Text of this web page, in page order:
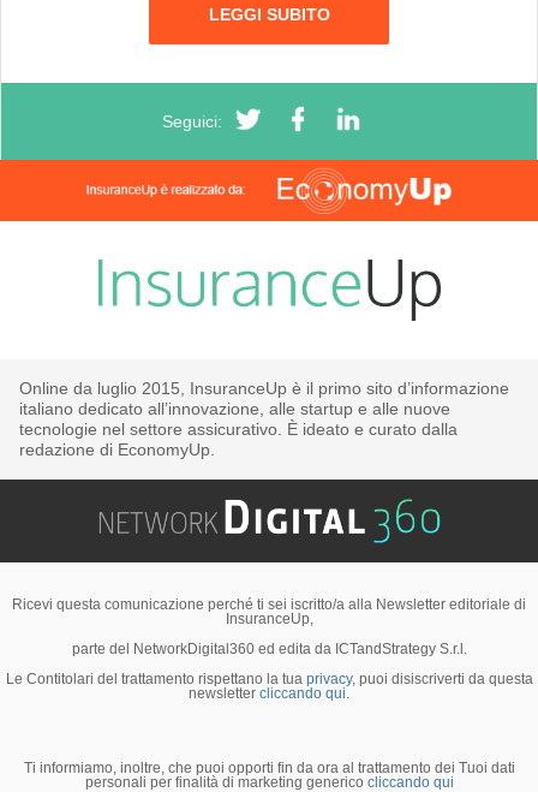
LEGGI SUBITO
Seguici:
Online da luglio 2015, InsuranceUp è il primo sito d’informazione
italiano dedicato all’innovazione, alle startup e alle nuove
tecnologie nel settore assicurativo. È ideato e curato dalla
redazione di EconomyUp.
Ricevi questa comunicazione perché ti sei iscritto/a alla Newsletter editoriale di
InsuranceUp,
parte del NetworkDigital360 ed edita da ICTandStrategy S.r.l.
Le Contitolari del trattamento rispettano la tua privacy, puoi disiscriverti da questa
newsletter cliccando qui.
Ti informiamo, inoltre, che puoi opporti fin da ora al trattamento dei Tuoi dati
personali per finalità di marketing generico cliccando qui